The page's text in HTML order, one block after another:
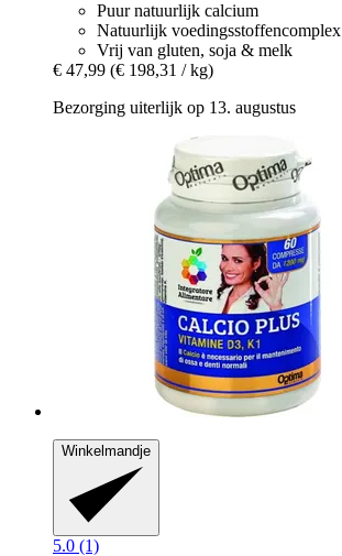
Puur natuurlijk calcium
Natuurlijk voedingsstoffencomplex
Vrij van gluten, soja & melk
€ 47,99 (€ 198,31 / kg)
Bezorging uiterlijk op 13. augustus
Winkelmandje
5.0 (1)